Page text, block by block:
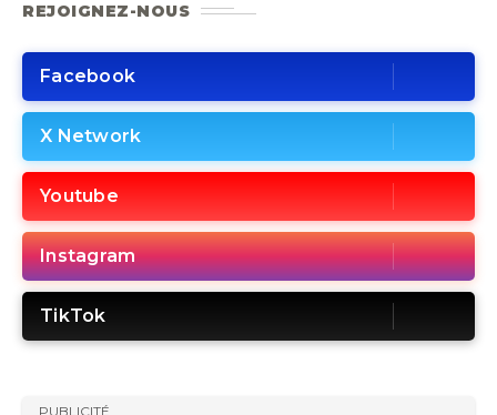
REJOIGNEZ-NOUS
Facebook
X Network
Youtube
Instagram
TikTok
PUBLICITÉ